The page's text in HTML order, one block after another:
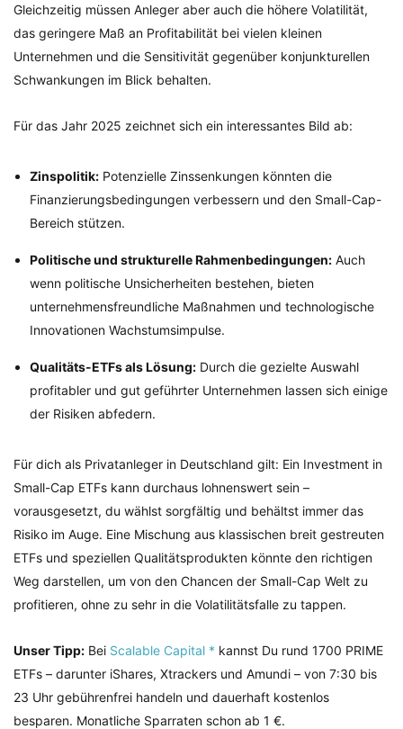
Gleichzeitig müssen Anleger aber auch die höhere Volatilität,
das geringere Maß an Profitabilität bei vielen kleinen
Unternehmen und die Sensitivität gegenüber konjunkturellen
Schwankungen im Blick behalten.
Für das Jahr 2025 zeichnet sich ein interessantes Bild ab:
Zinspolitik: Potenzielle Zinssenkungen könnten die
Finanzierungsbedingungen verbessern und den Small-Cap-
Bereich stützen.
Politische und strukturelle Rahmenbedingungen: Auch
wenn politische Unsicherheiten bestehen, bieten
unternehmensfreundliche Maßnahmen und technologische
Innovationen Wachstumsimpulse.
Qualitäts-ETFs als Lösung: Durch die gezielte Auswahl
profitabler und gut geführter Unternehmen lassen sich einige
der Risiken abfedern.
Für dich als Privatanleger in Deutschland gilt: Ein Investment in
Small-Cap ETFs kann durchaus lohnenswert sein –
vorausgesetzt, du wählst sorgfältig und behältst immer das
Risiko im Auge. Eine Mischung aus klassischen breit gestreuten
ETFs und speziellen Qualitätsprodukten könnte den richtigen
Weg darstellen, um von den Chancen der Small-Cap Welt zu
profitieren, ohne zu sehr in die Volatilitätsfalle zu tappen.
Unser Tipp: Bei Scalable Capital * kannst Du rund 1700 PRIME
ETFs – darunter iShares, Xtrackers und Amundi – von 7:30 bis
23 Uhr gebührenfrei handeln und dauerhaft kostenlos
besparen. Monatliche Sparraten schon ab 1 €.